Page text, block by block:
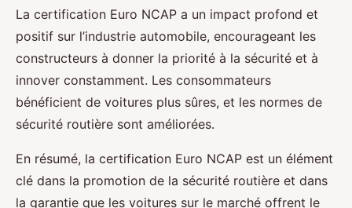
La certification Euro NCAP a un impact profond et
positif sur l’industrie automobile, encourageant les
constructeurs à donner la priorité à la sécurité et à
innover constamment. Les consommateurs
bénéficient de voitures plus sûres, et les normes de
sécurité routière sont améliorées.
En résumé, la certification Euro NCAP est un élément
clé dans la promotion de la sécurité routière et dans
la garantie que les voitures sur le marché offrent le